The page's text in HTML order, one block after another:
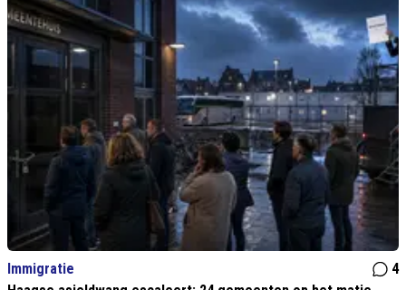
Immigratie
4